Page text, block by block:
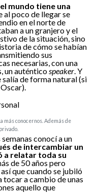
mundo tiene una
al poco de llegar se
en el norte de
a un granjero y el
de la situación, sino
de cómo se habían
sus
necesarias, con una
un auténticospeaker. Y
salía de forma natural (si
más conocernos. Además de
conocí a un
de intercambiar un
a relatar toda su
de 50 años pero
que cuando se jubiló
tocar a cambio de unas
aquello que